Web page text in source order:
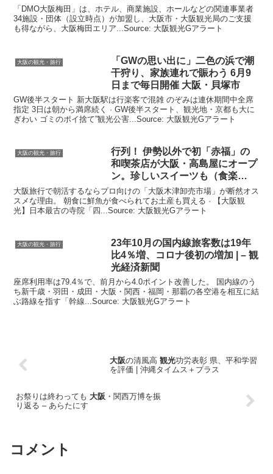
…
「DMO大阪梅田」は、ホテル、商業施設、ホールなどの関連事業者
34施設・団体（設立時点）が加盟し、大阪市・大阪観光局のご支援
も得ながら、大阪梅田エリア...Source: 大阪観光Gアラート
大阪の観光・旅行
「GWの思い出に」二色の浜で潮
干狩り、家族連れで賑わう 6月9
日まで毎日開催 大阪 ・貝塚市
GW後半スタート 新大阪駅は行楽客で混雑 のぞみは連休期間中全席
指定 3日は朝から満席続く · GW後半スタート、観光地・京都も大に
ぎわい ゴミのポイ捨て”観光公害...Source: 大阪観光Gアラート
大阪の観光・旅行
行列！ 伊勢以外で初「赤福」の
和喫茶店が大阪 ・高島屋にオープ
ン。珍しいスイーツも（食楽
web）
大阪旅行で朝活するならプロ向けの「大阪木津卸売市場」が断然オス
スメな理由。 朝食に鮮魚が食べられてお土産も買える · 【大阪観
光】日本最古の寺院「四...Source: 大阪観光Gアラート
大阪の観光・旅行
23年10月の国内線旅客数は19年
比4％増、コロナ後初の増加 | –観
光経済新聞
座席利用率は79.4％で、前月から4.0ポイント改善した。 国内線のう
ち新千歳・羽田・成田・大阪・関西・福岡・那覇の各空港を相互に結
ぶ路線を指す「幹線...Source: 大阪観光Gアラート
大阪の清風高 観光功労表彰 県、平和学習
を評価 | 沖縄タイムス＋プラス
お祭りは終わっても 大阪 ・関西万博を振
り返る – あらたにす
コメント